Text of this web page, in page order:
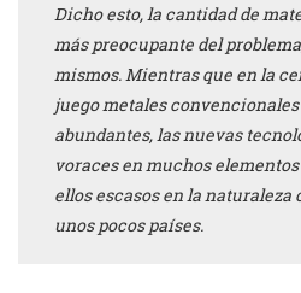
Dicho esto, la cantidad de
más preocupante del
mismos. Mientras que en la
juego metales
abundantes, las nuevas
voraces en muchos
ellos escasos en la naturaleza
unos pocos países.